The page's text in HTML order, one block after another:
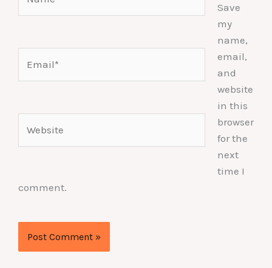
Save
my
name,
email,
and
website
in this
browser
for the
next
time I
comment.